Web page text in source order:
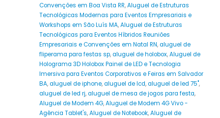
Convenções em Boa Vista RR,Aluguel de Estruturas
Tecnológicas Modernas para Eventos Empresariais e
Workshops em São Luís MA,Aluguel de Estruturas
Tecnológicas para Eventos Híbridos Reuniões
Empresariais e Convenções em Natal RN,aluguel de
fliperama para festas sp,aluguel de holobox,Aluguel de
Holograma 3D Holobox Painel de LED e Tecnologia
Imersiva para Eventos Corporativos e Feiras em Salvador
BA,aluguel de iphone,aluguel de lcd,aluguel de led 75",
aluguel de led rj,aluguel de mesa de jogos para festa,
Aluguel de Modem 4G,Aluguel de Modem 4G Vivo -
Agência Tablet's,Aluguel de Notebook,Aluguel de